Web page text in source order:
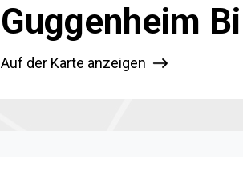
Guggenheim
Auf der Karte anzeigen